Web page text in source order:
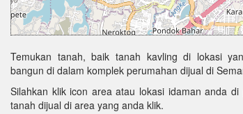
Temukan tanah, baik tanah kavling di lokasi
bangun di dalam komplek perumahan dijual di
Silahkan klik icon area atau lokasi idaman anda
tanah dijual di area yang anda klik.